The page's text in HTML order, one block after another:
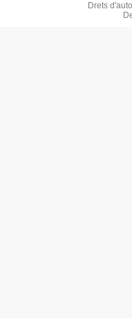
Drets